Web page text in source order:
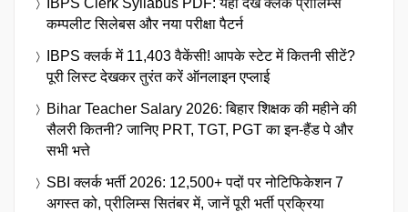
कम्पलीट सिलेबस और नया परीक्षा पैटर्न
IBPS क्लर्क में 11,403 वैकेंसी! आपके स्टेट में कितनी सीटें?
पूरी लिस्ट देखकर तुरंत करें ऑनलाइन एप्लाई
Bihar Teacher Salary 2026: बिहार शिक्षक की महीने की
सैलरी कितनी? जानिए PRT, TGT, PGT का इन-हैंड पे और
सभी भत्ते
SBI क्लर्क भर्ती 2026: 12,500+ पदों पर नोटिफिकेशन 7
अगस्त को, प्रीलिम्स सितंबर में, जानें पूरी भर्ती प्रक्रिया